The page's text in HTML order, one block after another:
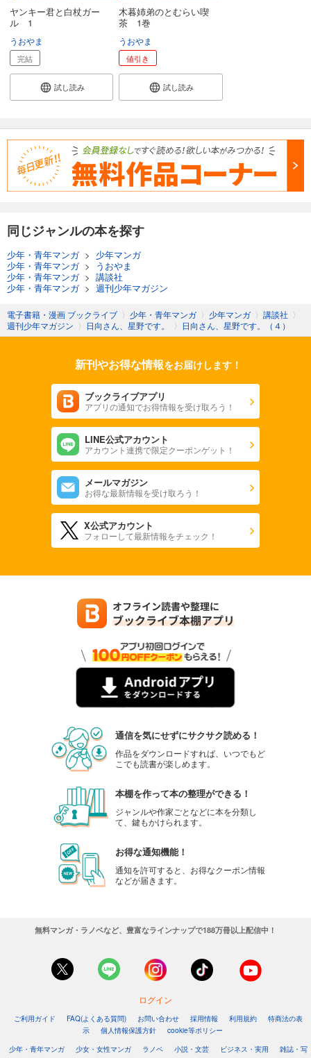
ヤンキー君と白杖ガー
ル 1
うおやま
完結
試し読み
木暮姉弟のとむらい喫
茶 1巻
うおやま
値引き
試し読み
同じジャンルの本を探す
少年・青年マンガ> 少年マンガ
少年・青年マンガ>
うおやま
少年・青年マンガ> 講談社
少年・青年マンガ> 週刊少年マガジン
電子書籍・漫画 ブックライブ 〉 少年・青年マンガ 〉 少年マンガ 〉 講談社 〉
週刊少年マガジン 〉 日向さん、星野です。 〉 日向さん、星野です。（４）
新刊やお得な情報をお届けします！
ブックライブアプリ
アプリの通知でお得情報を受け取ろう！
LINE公式アカウント
アカウント連携で限定クーポンゲット！
メールマガジン
お得な最新情報を受け取ろう！
X公式アカウント
フォローして最新情報をチェック！
通信を気にせずにサクサク読める！
作品をダウンロードすれば、いつでもど
こでも読書が楽しめます。
本棚を作って本の整理ができる！
ジャンルや作家ごとなどに本を分類し
て、鍵もかけられます。
お得な通知機能！
通知を許可すると、お得なクーポン情報
などが届きます。
無料マンガ・ラノベなど、豊富なラインナップで188万冊以上配信中！
ログイン
ご利用ガイド FAQ(よくある質問) お問い合わせ 採用情報 利用規約
特商法の表
示
個人情報保護方針
cookie等ポリシー
少年・青年マンガ
少女・女性マンガ ラノベ 小説・文芸 ビジネス・実用
雑誌・写